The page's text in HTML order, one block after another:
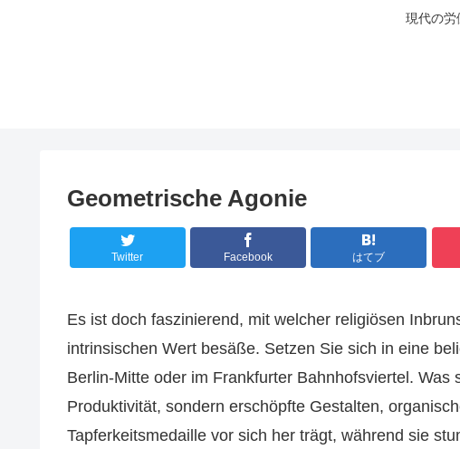
現代の労
Geometrische Agonie
Twitter Facebook はてブ
Es ist doch faszinierend, mit welcher religiösen
intrinsischen Wert besäße. Setzen Sie sich in eine
Berlin-Mitte oder im Frankfurter Bahnhofsviertel.
Produktivität, sondern erschöpfte Gestalten,
Tapferkeitsmedaille vor sich her trägt, während sie